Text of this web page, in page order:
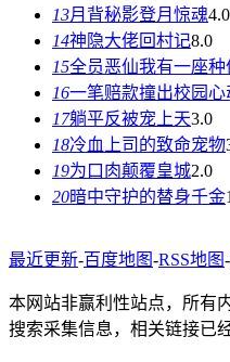
13月背秘影登月惊魂4.0
14神隐大佬回村记8.0
15全员恶仙我有一座
16一笔赔款撞出校园心
17躺平反被宠上天3.0
18冷血上司的致命宠物
19为口肉颠覆皇城2.0
20暗中守护的替身千金
最近更新-百度地图-RSS地图-
本网站非赢利性站点，所有
搜索采集信息，相关链接已